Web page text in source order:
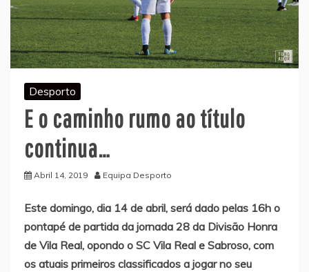
Desporto
E o caminho rumo ao título
continua…
Abril 14, 2019 Equipa Desporto
Este domingo, dia 14 de abril, será dado pelas 16h o
pontapé de partida da jornada 28 da Divisão Honra
de Vila Real, opondo o SC Vila Real e Sabroso, com
os atuais primeiros classificados a jogar no seu